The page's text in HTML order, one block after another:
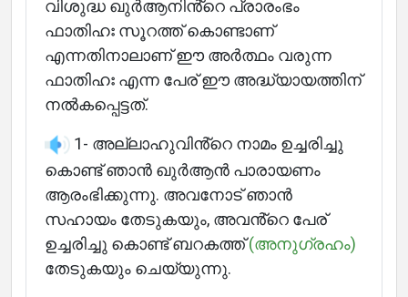
വിശുദ്ധ ഖുർആനിൻ്റെ പ്രാരംഭം
ഫാതിഹഃ സൂറത്ത് കൊണ്ടാണ്
എന്നതിനാലാണ് ഈ അർത്ഥം വരുന്ന
ഫാതിഹഃ എന്ന പേര് ഈ അദ്ധ്യായത്തിന്
നൽകപ്പെട്ടത്.
1- അല്ലാഹുവിൻ്റെ നാമം ഉച്ചരിച്ചു
കൊണ്ട് ഞാൻ ഖുർആൻ പാരായണം
ആരംഭിക്കുന്നു. അവനോട് ഞാൻ
സഹായം തേടുകയും, അവൻ്റെ പേര്
ഉച്ചരിച്ചു കൊണ്ട് ബറകത്ത്(അനുഗ്രഹം)
തേടുകയും ചെയ്യുന്നു.